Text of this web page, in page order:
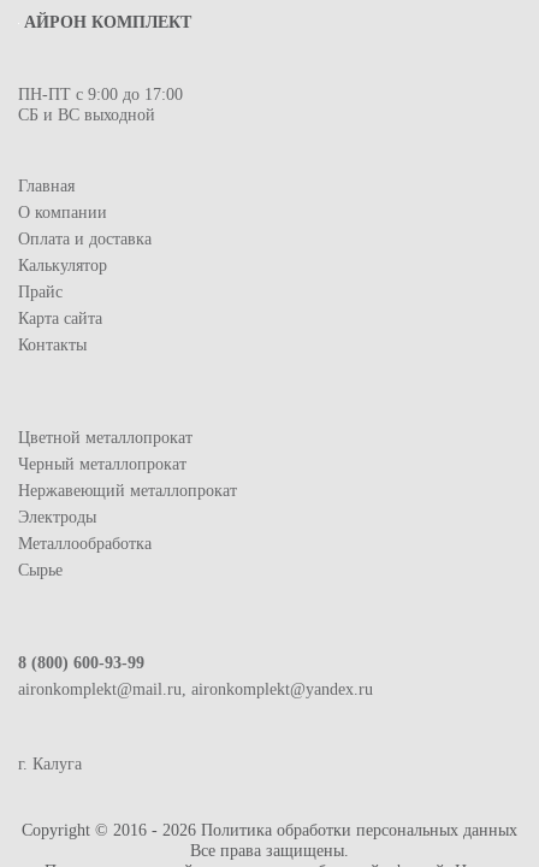
АЙРОН КОМПЛЕКТ
ПН-ПТ с 9:00 до 17:00
СБ и ВС выходной
Главная
О компании
Оплата и доставка
Калькулятор
Прайс
Карта сайта
Контакты
Цветной металлопрокат
Черный металлопрокат
Нержавеющий металлопрокат
Электроды
Металлообработка
Сырье
8 (800) 600-93-99
aironkomplekt@mail.ru, aironkomplekt@yandex.ru
г. Калуга
Copyright © 2016 - 2026 Политика обработки персональных данных
Все права защищены.